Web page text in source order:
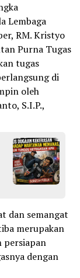
Lembaga
RM. Kristyo
Purna Tugas
tugas
di
oleh
S.I.P.,
dan semangat
merupakan
persiapan
dengan